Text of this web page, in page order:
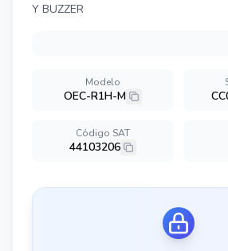
Y BUZZER
Modelo
OEC-R1H-M
Código SAT
44103206